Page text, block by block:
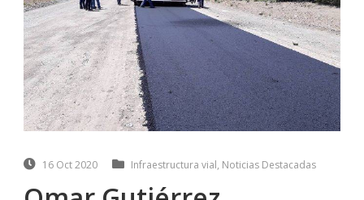
16 Oct 2020 Infraestructura vial, Noticias Destacadas